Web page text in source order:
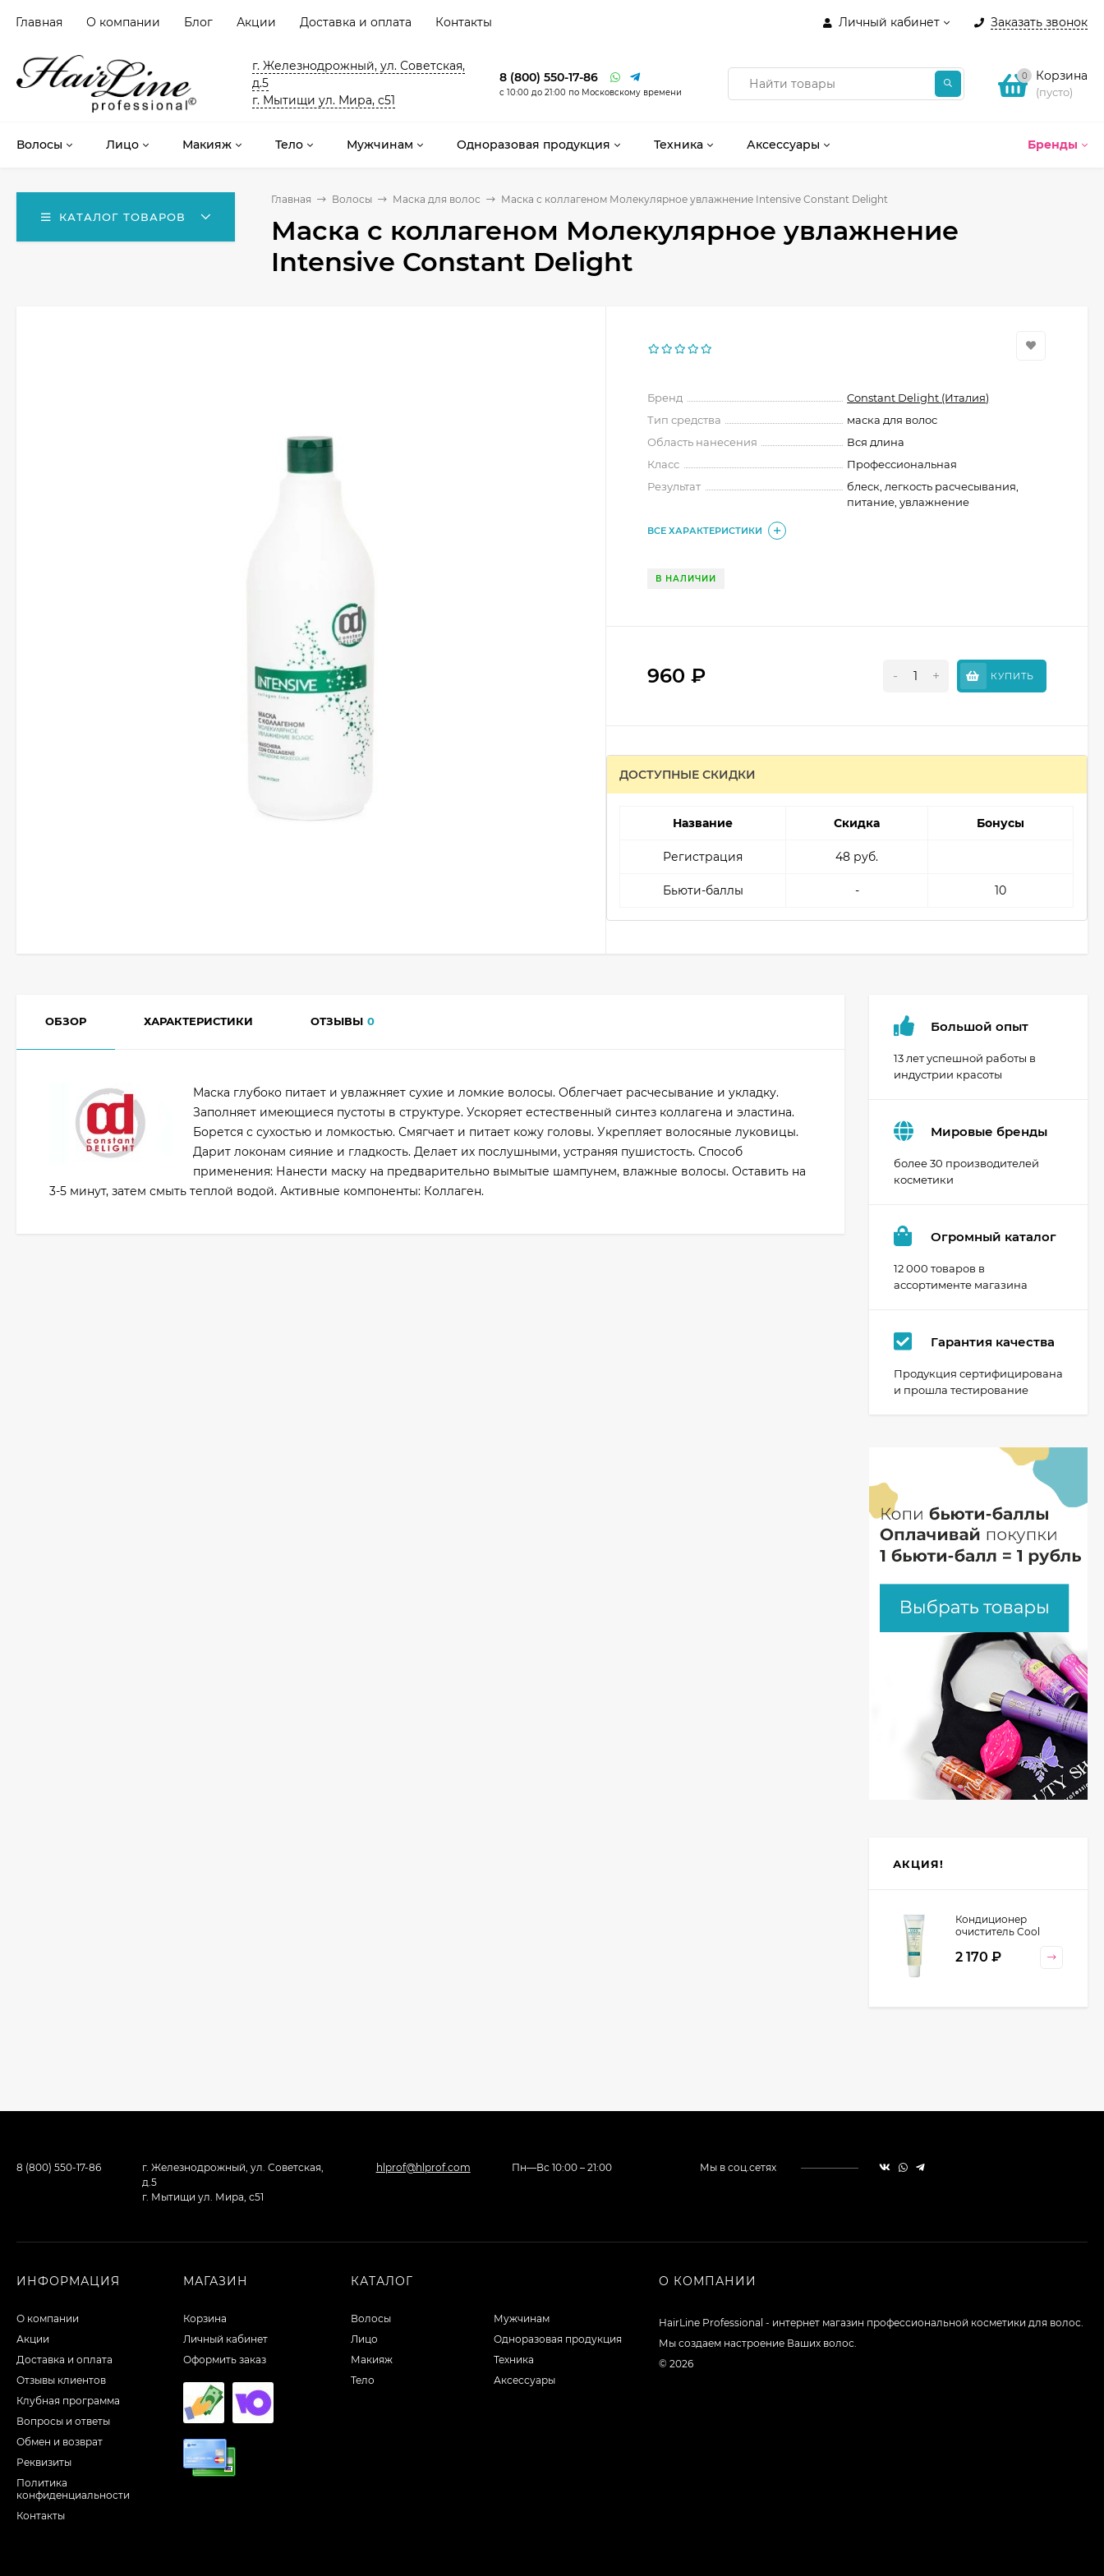
Личный кабинет Заказать звонок
Главная О компании Блог Акции Доставка и оплата Контакты
г. Железнодрожный, ул. Советская,
д.5
г. Мытищи ул. Мира, с51
8 (800) 550-17-86
с 10:00 до 21:00 по Московскому времени
0 Корзина
(пусто)
Бренды
Волосы Лицо Макияж Тело Мужчинам Одноразовая продукция Техника Аксессуары
КАТАЛОГ ТОВАРОВ
Главная Волосы Маска для волос Маска с коллагеном Молекулярное увлажнение Intensive Constant Delight
Маска с коллагеном Молекулярное увлажнение
Intensive Constant Delight
Бренд
Constant Delight (Италия)
Тип средства
маска для волос
Область нанесения
Вся длина
Класс
Профессиональная
Результат
блеск, легкость расчесывания,
питание, увлажнение
ВСЕ ХАРАКТЕРИСТИКИ
В НАЛИЧИИ
960₽ - + КУПИТЬ
ДОСТУПНЫЕ СКИДКИ
Название Скидка Бонусы
Регистрация 48 руб.
Бьюти-баллы - 10
ОБЗОР ХАРАКТЕРИСТИКИ ОТЗЫВЫ 0
Маска глубоко питает и увлажняет сухие и ломкие волосы. Облегчает расчесывание и укладку.
Заполняет имеющиеся пустоты в структуре. Ускоряет естественный синтез коллагена и эластина.
Борется с сухостью и ломкостью. Смягчает и питает кожу головы. Укрепляет волосяные луковицы.
Дарит локонам сияние и гладкость. Делает их послушными, устраняя пушистость. Способ
применения: Нанести маску на предварительно вымытые шампунем, влажные волосы. Оставить на
3-5 минут, затем смыть теплой водой. Активные компоненты: Коллаген.
Большой опыт
13 лет успешной работы в
индустрии красоты
Мировые бренды
более 30 производителей
косметики
Огромный каталог
12 000 товаров в
ассортименте магазина
Гарантия качества
Продукция сертифицирована
и прошла тестирование
АКЦИЯ!
Кондиционер
очиститель Cool
Cosmetics, 130 гр
2 170 ₽
8 (800) 550-17-86
г. Железнодрожный, ул. Советская,
д.5
г. Мытищи ул. Мира, с51
hlprof@hlprof.com Пн—Вс 10:00 – 21:00 Мы в соц.сетях
ИНФОРМАЦИЯ
О компании
Акции
Доставка и оплата
Отзывы клиентов
Клубная программа
Вопросы и ответы
Обмен и возврат
Реквизиты
Политика
конфиденциальности
Контакты
МАГАЗИН
Корзина
Личный кабинет
Оформить заказ
КАТАЛОГ
Волосы
Лицо
Макияж
Тело
Мужчинам
Одноразовая продукция
Техника
Аксессуары
О КОМПАНИИ
HairLine Professional - интернет магазин профессиональной косметики для волос.
Мы создаем настроение Ваших волос.
© 2026